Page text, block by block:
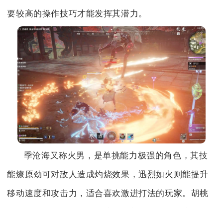
要较高的操作技巧才能发挥其潜力。
季沧海又称火男，是单挑能力极强的角色，其技
能燎原劲可对敌人造成灼烧效果，迅烈如火则能提升
移动速度和攻击力，适合喜欢激进打法的玩家。胡桃